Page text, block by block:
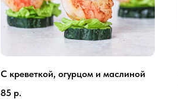
С креветкой, огурцом и маслиной
85 р.